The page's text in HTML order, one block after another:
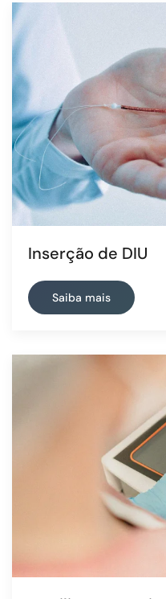
Inserção de DIU
Saiba mais